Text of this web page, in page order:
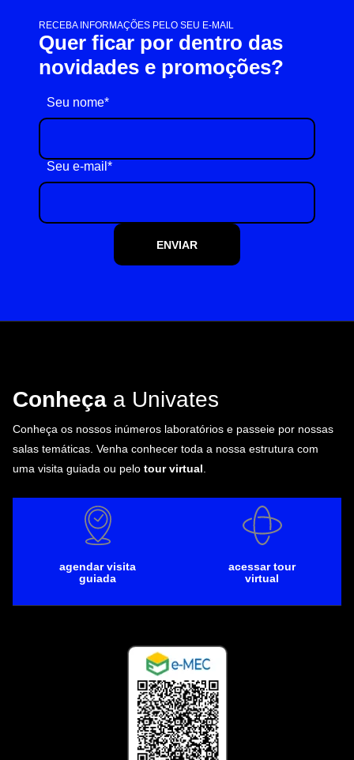
RECEBA INFORMAÇÕES PELO SEU E-MAIL
Quer ficar por dentro das
novidades e promoções?
Seu nome*
Seu e-mail*
ENVIAR
Conheça a Univates
Conheça os nossos inúmeros laboratórios e passeie por nossas
salas temáticas. Venha conhecer toda a nossa estrutura com
uma visita guiada ou pelo tour virtual
agendar visita
guiada
acessar tour
virtual